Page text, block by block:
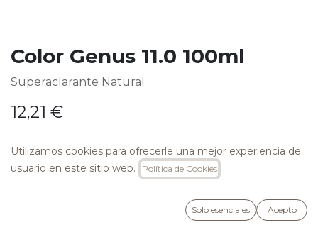
Color Genus 11.0 100ml
Superaclarante Natural
12,21 €
AÑADIR A LA CESTA
Utilizamos cookies para ofrecerle una mejor experiencia de
usuario en este sitio web.
Política de Cookies
Solo esenciales Acepto